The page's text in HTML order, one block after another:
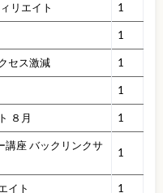
リエイト 1
1
セス激減 1
1
８月 1
講座 バックリンクサ
1
イト 1